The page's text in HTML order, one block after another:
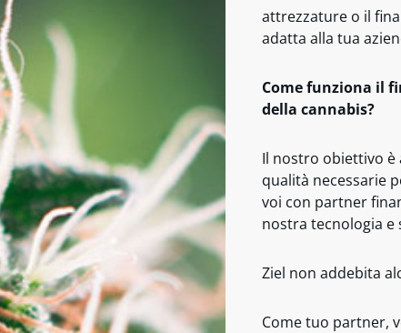
attrezzature o il
adatta alla tua
Come funziona il
della cannabis?
Il nostro obiettivo è
qualità necessarie
voi con partner
nostra tecnologia
Ziel non addebita
Come tuo partner,